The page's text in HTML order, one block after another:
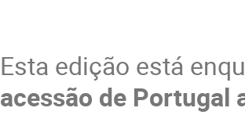
Esta edição está
acessão de Portugal